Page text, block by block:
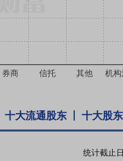
十大流通股东 十大股东
统计截止